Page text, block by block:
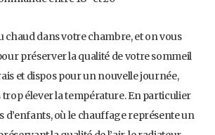
chaud dans votre chambre, et on vous
préserver la qualité de votre sommeil
et dispos pour un nouvelle journée,
trop élever la température. En particulier
d’enfants, où le chauffage représente un